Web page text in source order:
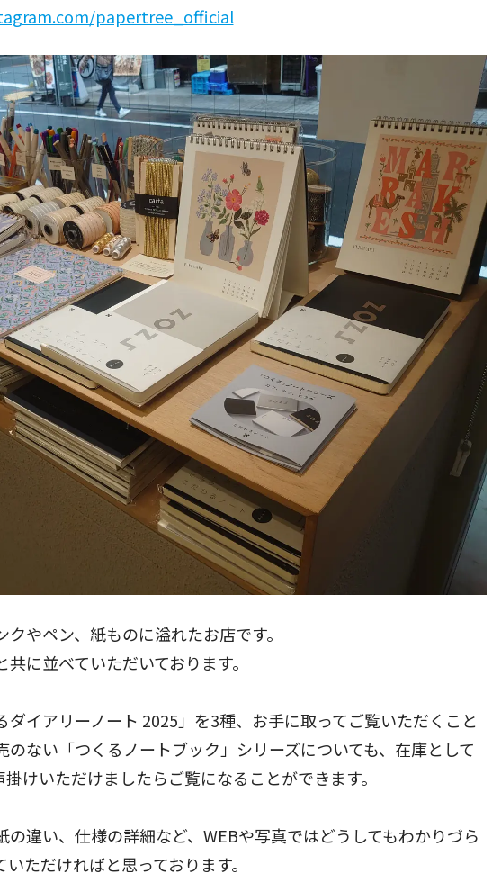
papertree_official
やペン、紙ものに溢れたお店です。
に並べていただいております。
イアリーノート 2025」を3種、お手に取ってご覧いただくこと
ない「つくるノートブック」シリーズについても、在庫として
けいただけましたらご覧になることができます。
違い、仕様の詳細など、WEBや写真ではどうしてもわかりづら
ただければと思っております。